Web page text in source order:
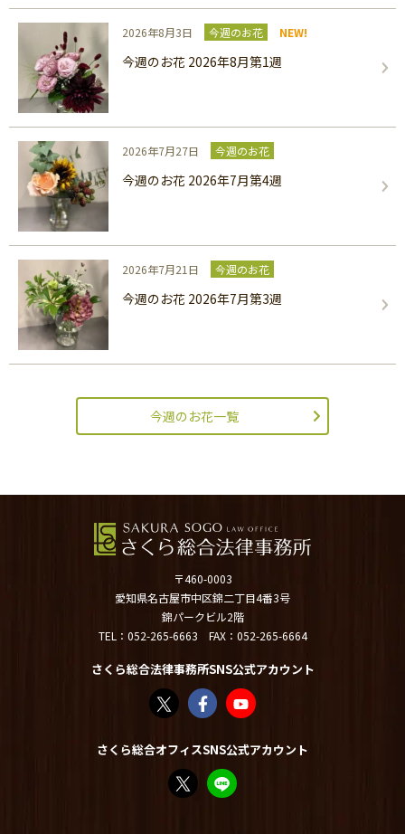
2026年8月3日 今週のお花 NEW!
今週のお花 2026年8月第1週
2026年7月27日 今週のお花
今週のお花 2026年7月第4週
2026年7月21日 今週のお花
今週のお花 2026年7月第3週
今週のお花一覧
〒460-0003
愛知県名古屋市中区錦二丁目4番3号
錦パークビル2階
TEL： 052-265-6663 FAX：052-265-6664
さくら総合法律事務所SNS公式アカウント
さくら総合法律事務所（@sakurasogolaw
さくら総合法律事務所 | Facebook
さくら総合法律事務所 -
さくら総合オフィスSNS公式アカウント
FP竹内美土璃（@fpsakurasogo）さん
教えてみどり先生【公式LINE】